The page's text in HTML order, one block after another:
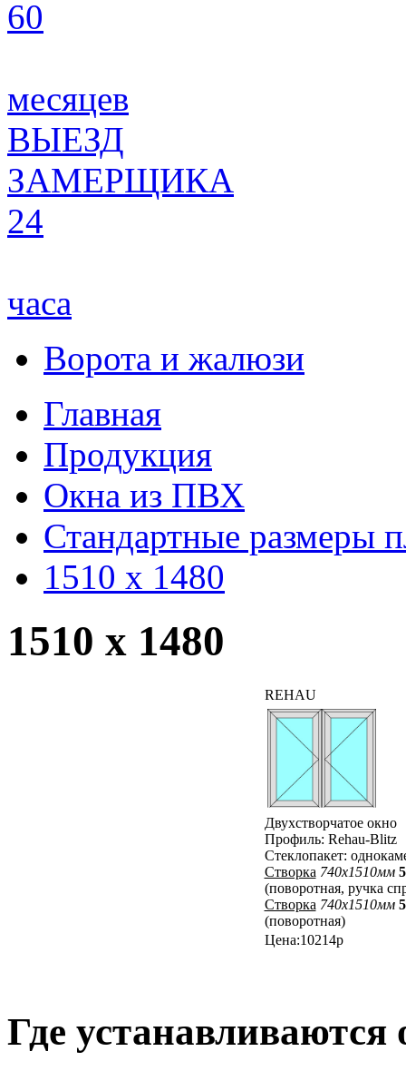
60
месяцев
ВЫЕЗД
ЗАМЕРЩИКА
24
часа
Ворота и жалюзи
Главная
Продукция
Окна из ПВХ
Стандартные размеры
1510 x 1480
1510 x 1480
REHAU
Двухстворчатое окно
Профиль: Rehau-Blitz
Стеклопакет:
Створка 740x1510мм
(поворотная, ручка
Створка 740x1510мм
(поворотная)
Цена:10214р
Где устанавливаются